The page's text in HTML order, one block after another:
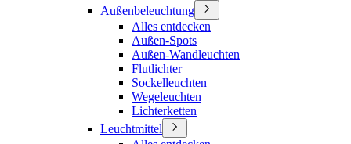
Außenbeleuchtung
Alles entdecken
Außen-Spots
Außen-Wandleuchten
Flutlichter
Sockelleuchten
Wegeleuchten
Lichterketten
Leuchtmittel